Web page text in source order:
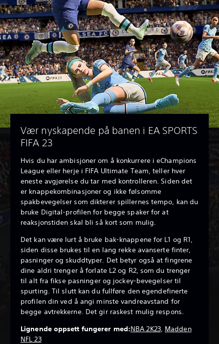
Vær nyskapende på banen i EA SPORTS
FIFA 23
Hvis du har ambisjoner om å konkurrere i eChampions
League eller herje i FIFA Ultimate Team, teller hver
eneste avgjørelse du tar med kontrolleren. Siden det
er knappekombinasjoner og ikke følsomme
spakbevegelser som dikterer spillernes tempo, kan du
bruke Digital-profilen for begge spaker for at
reaksjonstiden skal bli så kort som mulig.
Det kan være lurt å bruke bak-knappene for L1 og R1,
siden disse brukes til en lang rekke avanserte finter,
pasninger og skuddtyper. Det betyr også at fingrene
dine aldri trenger å forlate L2 og R2, som du trenger
til alt fra fikse pasninger og jockey-bevegelser til
spurting. Til slutt kan du fullføre den egendefinerte
profilen din ved å angi minste vandreavstand for
begge avtrekkerne. Det gir raskest mulig respons.
Lignende oppsett fungerer med:NBA 2K23, Madden
NFL 23